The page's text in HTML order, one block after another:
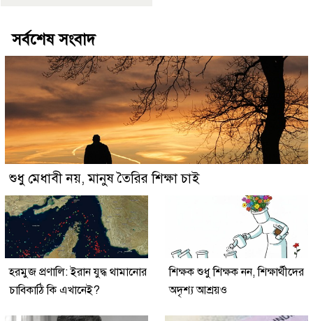
সর্বশেষ সংবাদ
শুধু মেধাবী নয়, মানুষ তৈরির শিক্ষা চাই
হরমুজ প্রণালি: ইরান যুদ্ধ থামানোর
চাবিকাঠি কি এখানেই?
শিক্ষক শুধু শিক্ষক নন, শিক্ষার্থীদের
অদৃশ্য আশ্রয়ও